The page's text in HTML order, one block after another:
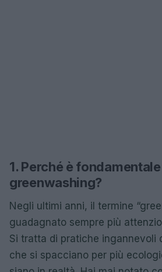
1. Perché è
greenwashing?
Negli ultimi anni, il termine
guadagnato sempre più
Si tratta di pratiche ingannevoli
che si spacciano per più